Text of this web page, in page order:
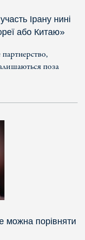
Ірану нині
або Китаю»
поза
можна порівняти